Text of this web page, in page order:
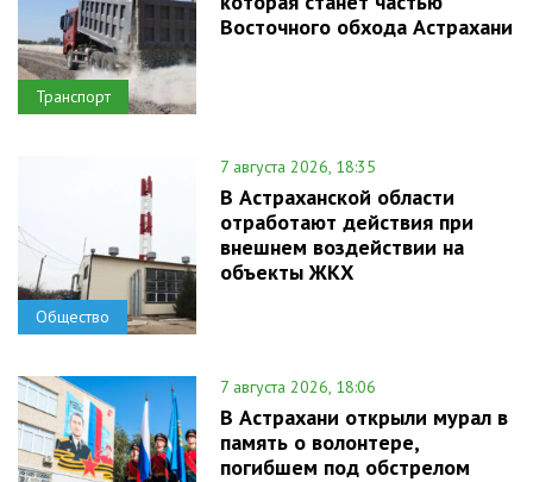
Транспорт
Восточного обхода Астрахани
Общество
7 августа 2026, 18:35
В Астраханской области
отработают действия при
внешнем воздействии на
объекты ЖКХ
7 августа 2026, 18:06
В Астрахани открыли мурал в
память о волонтере,
погибшем под обстрелом